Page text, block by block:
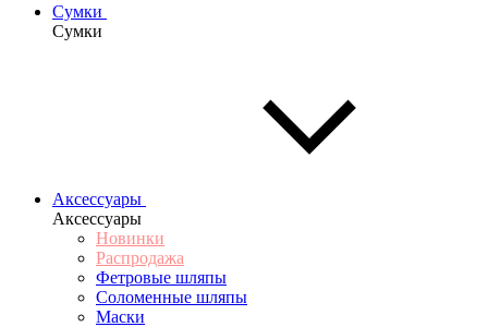
Сумки
Сумки
Аксессуары
Аксессуары
Новинки
Распродажа
Фетровые шляпы
Соломенные шляпы
Маски